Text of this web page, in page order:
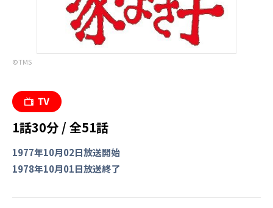
©︎TMS
1話30分 / 全51話
1977年10月02日放送開始
1978年10月01日放送終了